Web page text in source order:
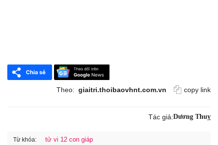
Theo: giaitri.thoibaovhnt.com.vn copy link
Tác giả:Dương Thuỵ
Từ khóa: tử vi 12 con giáp